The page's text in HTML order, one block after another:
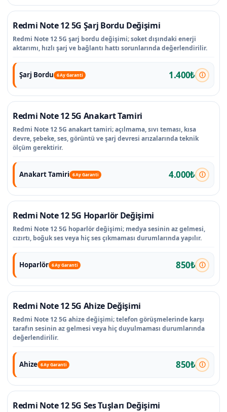
Redmi Note 12 5G Şarj Bordu Değişimi
Redmi Note 12 5G şarj bordu değişimi; soket dışındaki enerji
aktarımı, hızlı şarj ve bağlantı hattı sorunlarında değerlendirilir.
Şarj Bordu 6 Ay Garanti 1.400₺
Redmi Note 12 5G Anakart Tamiri
Redmi Note 12 5G anakart tamiri; açılmama, sıvı teması, kısa
devre, şebeke, ses, görüntü ve şarj devresi arızalarında teknik
ölçüm gerektirir.
Anakart Tamiri 6 Ay Garanti 4.000₺
Redmi Note 12 5G Hoparlör Değişimi
Redmi Note 12 5G hoparlör değişimi; medya sesinin az gelmesi,
cızırtı, boğuk ses veya hiç ses çıkmaması durumlarında yapılır.
Hoparlör 6 Ay Garanti 850₺
Redmi Note 12 5G Ahize Değişimi
Redmi Note 12 5G ahize değişimi; telefon görüşmelerinde karşı
tarafın sesinin az gelmesi veya hiç duyulmaması durumlarında
değerlendirilir.
Ahize 6 Ay Garanti 850₺
Redmi Note 12 5G Ses Tuşları Değişimi